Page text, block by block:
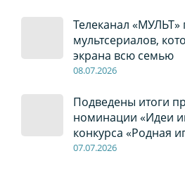
Телеканал «МУЛЬТ»
мультсериалов,
экрана всю семью
08.07.2026
Подведены итоги
номинации «Идеи
конкурса «Родная
07.07.2026